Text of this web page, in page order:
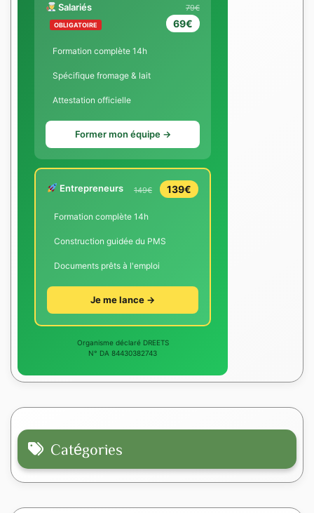
Salariés
OBLIGATOIRE
79€
69€
Formation complète 14h
Spécifique fromage & lait
Attestation officielle
Former mon équipe →
Entrepreneurs 149€ 139€
Formation complète 14h
Construction guidée du PMS
Documents prêts à l'emploi
Je me lance →
Organisme déclaré DREETS
N° DA 84430382743
Catégories